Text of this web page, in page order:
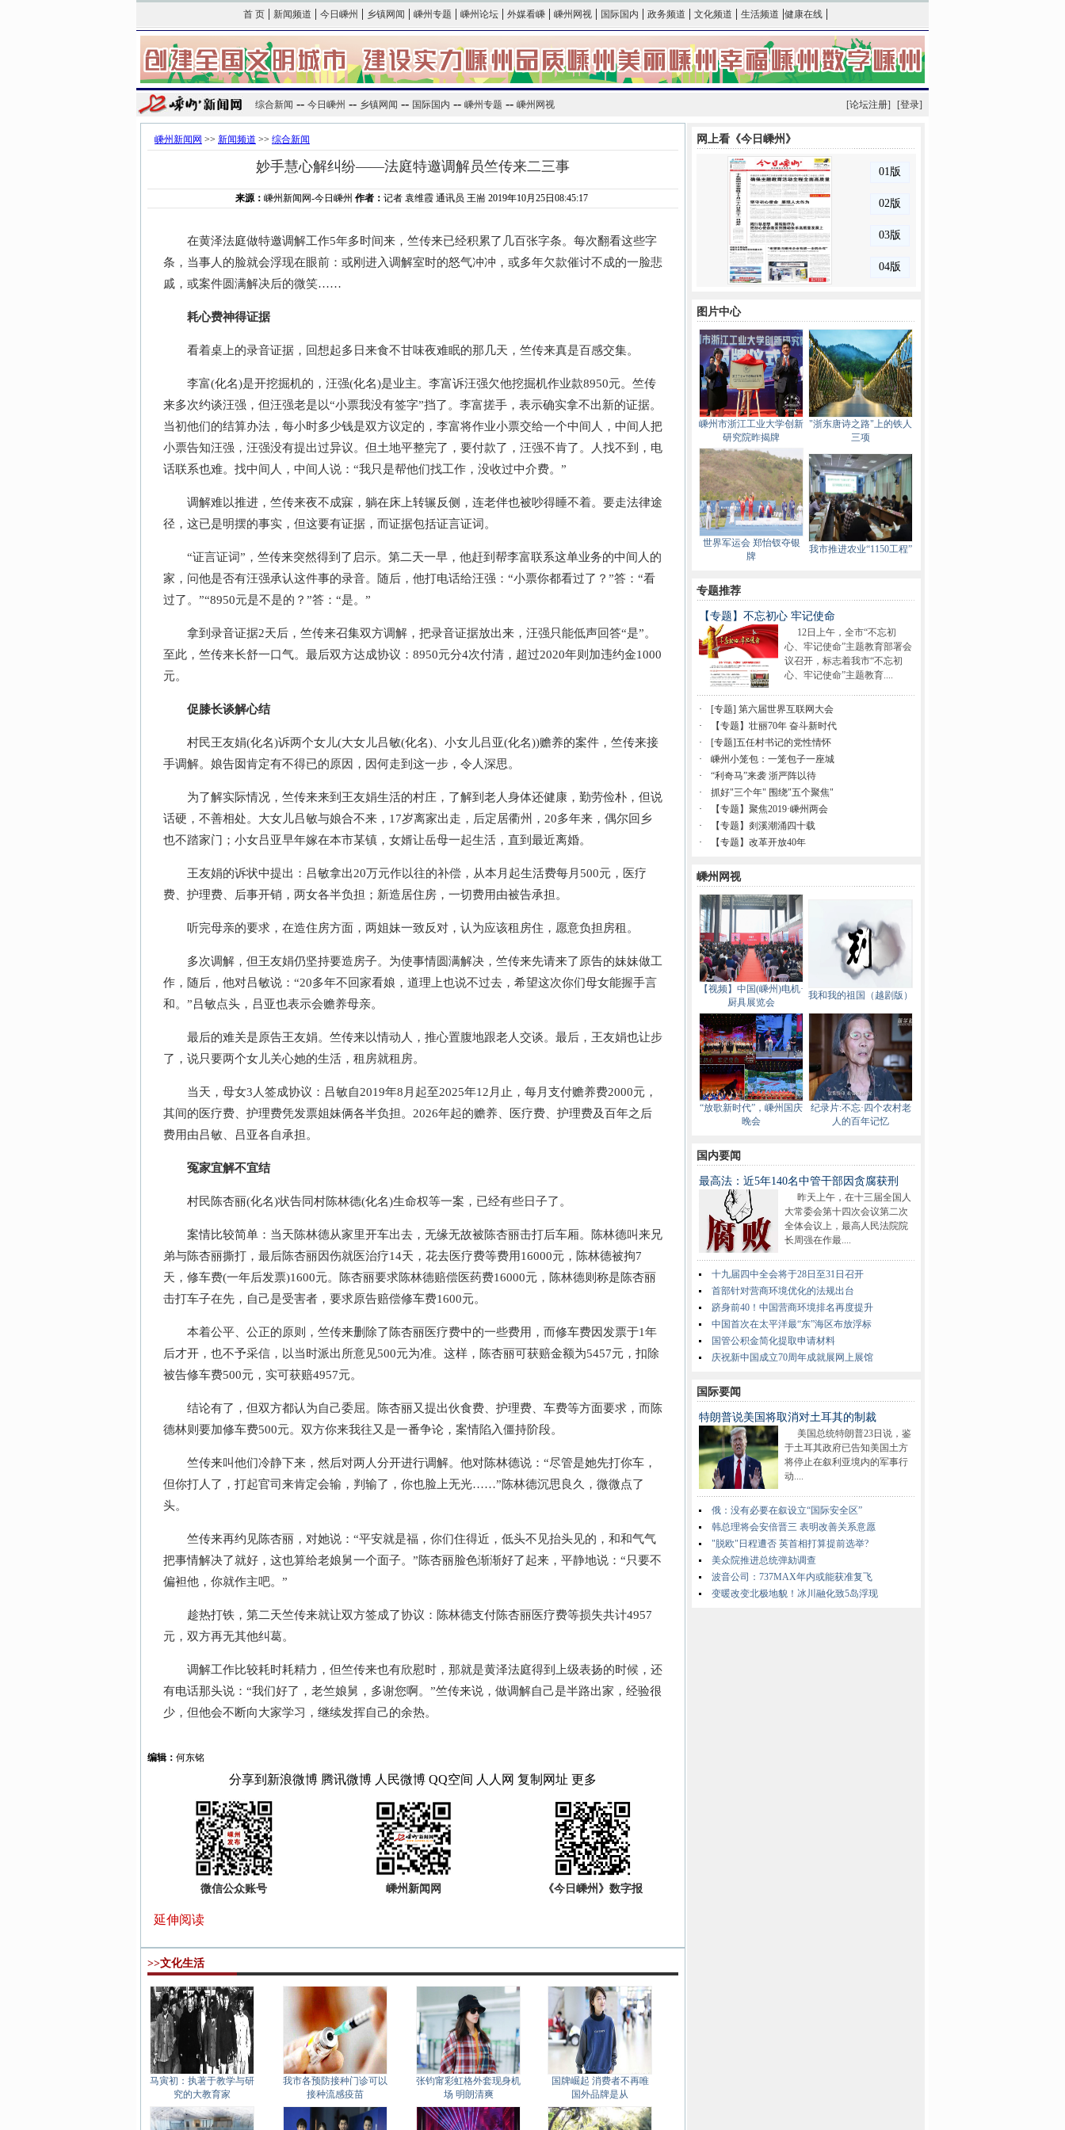
首 页 | 新闻频道 | 今日嵊州 | 乡镇网闻 | 嵊州专题 | 嵊州论坛 | 外媒看嵊 | 嵊州网视 | 国际国内 | 政务频道 | 文化频道 | 生活频道 |健康在线 |
综合新闻 -- 今日嵊州 -- 乡镇网闻 -- 国际国内 -- 嵊州专题 -- 嵊州网视 [论坛注册] [登录]
嵊州新闻网 >> 新闻频道 >> 综合新闻
妙手慧心解纠纷——法庭特邀调解员竺传来二三事
来源： 嵊州新闻网-今日嵊州 作者： 记者 袁维霞 通讯员 王耑 2019年10月25日08:45:17
在黄泽法庭做特邀调解工作5年多时间来，竺传来已经积累了几百张字条。每次翻看这些字
条，当事人的脸就会浮现在眼前：或刚进入调解室时的怒气冲冲，或多年欠款催讨不成的一脸悲
戚，或案件圆满解决后的微笑……
耗心费神得证据
看着桌上的录音证据，回想起多日来食不甘味夜难眠的那几天，竺传来真是百感交集。
李富(化名)是开挖掘机的，汪强(化名)是业主。李富诉汪强欠他挖掘机作业款8950元。竺传
来多次约谈汪强，但汪强老是以“小票我没有签字”挡了。李富搓手，表示确实拿不出新的证据。
当初他们的结算办法，每小时多少钱是双方议定的，李富将作业小票交给一个中间人，中间人把
小票告知汪强，汪强没有提出过异议。但土地平整完了，要付款了，汪强不肯了。人找不到，电
话联系也难。找中间人，中间人说：“我只是帮他们找工作，没收过中介费。”
调解难以推进，竺传来夜不成寐，躺在床上转辗反侧，连老伴也被吵得睡不着。要走法律途
径，这已是明摆的事实，但这要有证据，而证据包括证言证词。
“证言证词”，竺传来突然得到了启示。第二天一早，他赶到帮李富联系这单业务的中间人的
家，问他是否有汪强承认这件事的录音。随后，他打电话给汪强：“小票你都看过了？”答：“看
过了。”“8950元是不是的？”答：“是。”
拿到录音证据2天后，竺传来召集双方调解，把录音证据放出来，汪强只能低声回答“是”。
至此，竺传来长舒一口气。最后双方达成协议：8950元分4次付清，超过2020年则加违约金1000
元。
促膝长谈解心结
村民王友娟(化名)诉两个女儿(大女儿吕敏(化名)、小女儿吕亚(化名))赡养的案件，竺传来接
手调解。娘告囡肯定有不得已的原因，因何走到这一步，令人深思。
为了解实际情况，竺传来来到王友娟生活的村庄，了解到老人身体还健康，勤劳俭朴，但说
话硬，不善相处。大女儿吕敏与娘合不来，17岁离家出走，后定居衢州，20多年来，偶尔回乡
也不踏家门；小女吕亚早年嫁在本市某镇，女婿让岳母一起生活，直到最近离婚。
王友娟的诉状中提出：吕敏拿出20万元作以往的补偿，从本月起生活费每月500元，医疗
费、护理费、后事开销，两女各半负担；新造居住房，一切费用由被告承担。
听完母亲的要求，在造住房方面，两姐妹一致反对，认为应该租房住，愿意负担房租。
多次调解，但王友娟仍坚持要造房子。为使事情圆满解决，竺传来先请来了原告的妹妹做工
作，随后，他对吕敏说：“20多年不回家看娘，道理上也说不过去，希望这次你们母女能握手言
和。”吕敏点头，吕亚也表示会赡养母亲。
最后的难关是原告王友娟。竺传来以情动人，推心置腹地跟老人交谈。最后，王友娟也让步
了，说只要两个女儿关心她的生活，租房就租房。
当天，母女3人签成协议：吕敏自2019年8月起至2025年12月止，每月支付赡养费2000元，
其间的医疗费、护理费凭发票姐妹俩各半负担。2026年起的赡养、医疗费、护理费及百年之后
费用由吕敏、吕亚各自承担。
冤家宜解不宜结
村民陈杏丽(化名)状告同村陈林德(化名)生命权等一案，已经有些日子了。
案情比较简单：当天陈林德从家里开车出去，无缘无故被陈杏丽击打后车厢。陈林德叫来兄
弟与陈杏丽撕打，最后陈杏丽因伤就医治疗14天，花去医疗费等费用16000元，陈林德被拘7
天，修车费(一年后发票)1600元。陈杏丽要求陈林德赔偿医药费16000元，陈林德则称是陈杏丽
击打车子在先，自己是受害者，要求原告赔偿修车费1600元。
本着公平、公正的原则，竺传来删除了陈杏丽医疗费中的一些费用，而修车费因发票于1年
后才开，也不予采信，以当时派出所意见500元为准。这样，陈杏丽可获赔金额为5457元，扣除
被告修车费500元，实可获赔4957元。
结论有了，但双方都认为自己委屈。陈杏丽又提出伙食费、护理费、车费等方面要求，而陈
德林则要加修车费500元。双方你来我往又是一番争论，案情陷入僵持阶段。
竺传来叫他们冷静下来，然后对两人分开进行调解。他对陈林德说：“尽管是她先打你车，
但你打人了，打起官司来肯定会输，判输了，你也脸上无光……”陈林德沉思良久，微微点了
头。
竺传来再约见陈杏丽，对她说：“平安就是福，你们住得近，低头不见抬头见的，和和气气
把事情解决了就好，这也算给老娘舅一个面子。”陈杏丽脸色渐渐好了起来，平静地说：“只要不
偏袒他，你就作主吧。”
趁热打铁，第二天竺传来就让双方签成了协议：陈林德支付陈杏丽医疗费等损失共计4957
元，双方再无其他纠葛。
调解工作比较耗时耗精力，但竺传来也有欣慰时，那就是黄泽法庭得到上级表扬的时候，还
有电话那头说：“我们好了，老竺娘舅，多谢您啊。”竺传来说，做调解自己是半路出家，经验很
少，但他会不断向大家学习，继续发挥自己的余热。
编辑： 何东铭
分享到 新浪微博 腾讯微博 人民微博 QQ空间 人人网 复制网址 更多
微信公众账号 嵊州新闻网 《今日嵊州》数字报
延伸阅读
>>文化生活
马寅初：执著于教学与研
究的大教育家
我市各预防接种门诊可以
接种流感疫苗
张钧甯彩虹格外套现身机
场 明朗清爽
国牌崛起 消费者不再唯
国外品牌是从
网上看《今日嵊州》
图片中心
嵊州市浙江工业大学创新
研究院昨揭牌
"浙东唐诗之路"上的铁人
三项
世界军运会 郑怡钗夺银
牌
我市推进农业“1150工程”
专题推荐
【专题】不忘初心 牢记使命
12日上午，全市“不忘初
心、牢记使命”主题教育部署会
议召开，标志着我市“不忘初
心、牢记使命”主题教育....
·
[专题] 第六届世界互联网大会
·
【专题】壮丽70年 奋斗新时代
·
[专题]五任村书记的党性情怀
·
嵊州小笼包：一笼包子一座城
·
“利奇马”来袭 浙严阵以待
·
抓好"三个年" 围绕"五个聚焦"
·
【专题】聚焦2019·嵊州两会
·
【专题】剡溪潮涌四十载
·
【专题】改革开放40年
嵊州网视
【视频】中国(嵊州)电机·
厨具展览会
我和我的祖国（越剧版）
“放歌新时代”，嵊州国庆
晚会
纪录片:不忘·四个农村老
人的百年记忆
国内要闻
最高法：近5年140名中管干部因贪腐获刑
昨天上午，在十三届全国人
大常委会第十四次会议第二次
全体会议上，最高人民法院院
长周强在作最....
十九届四中全会将于28日至31日召开
首部针对营商环境优化的法规出台
跻身前40！中国营商环境排名再度提升
中国首次在太平洋最“东”海区布放浮标
国管公积金简化提取申请材料
庆祝新中国成立70周年成就展网上展馆
国际要闻
特朗普说美国将取消对土耳其的制裁
美国总统特朗普23日说，鉴
于土耳其政府已告知美国土方
将停止在叙利亚境内的军事行
动....
俄：没有必要在叙设立“国际安全区”
韩总理将会安倍晋三 表明改善关系意愿
"脱欧"日程遭否 英首相打算提前选举?
美众院推进总统弹劾调查
波音公司：737MAX年内或能获准复飞
变暖改变北极地貌！冰川融化致5岛浮现